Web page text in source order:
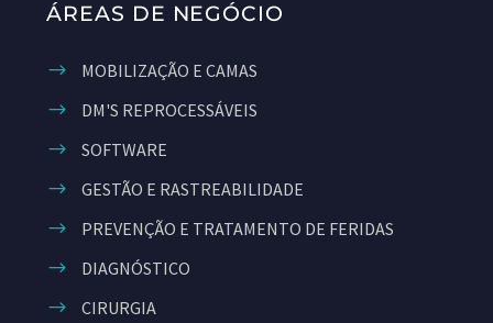
ÁREAS DE NEGÓCIO
MOBILIZAÇÃO E CAMAS
DM'S REPROCESSÁVEIS
SOFTWARE
GESTÃO E RASTREABILIDADE
PREVENÇÃO E TRATAMENTO DE FERIDAS
DIAGNÓSTICO
CIRURGIA